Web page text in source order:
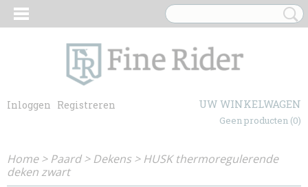
Inloggen Registreren UW WINKELWAGEN
Geen producten (0)
Home>Paard>Dekens>HUSK thermoregulerende
deken zwart